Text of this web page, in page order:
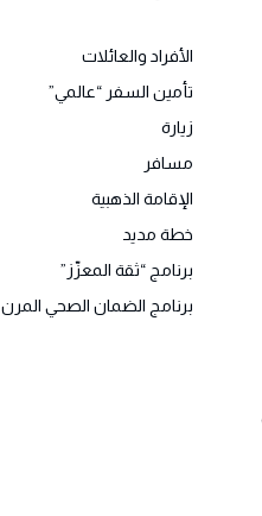
الأفراد والعائلات
تأمين السفر “عالمي”
زيارة
مسافر
الإقامة الذهبية
خطة مديد
برنامج “ثقة المعزّز”
برنامج الضمان الصحي المرن